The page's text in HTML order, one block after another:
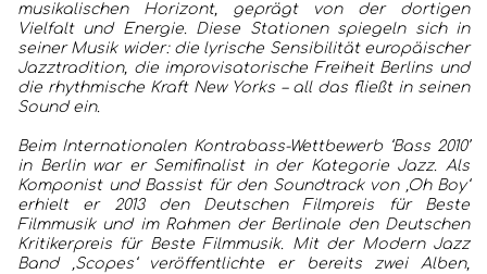
musikalischen Horizont, geprägt von der dortigen
Vielfalt und Energie. Diese Stationen spiegeln sich in
seiner Musik wider: die lyrische Sensibilität europäischer
Jazztradition, die improvisatorische Freiheit Berlins und
die rhythmische Kraft New Yorks – all das fließt in seinen
Sound ein.
Beim Internationalen Kontrabass-Wettbewerb ‘Bass 2010’
in Berlin war er Semifinalist in der Kategorie Jazz. Als
Komponist und Bassist für den Soundtrack von ‚Oh Boy‘
erhielt er 2013 den Deutschen Filmpreis für Beste
Filmmusik und im Rahmen der Berlinale den Deutschen
Kritikerpreis für Beste Filmmusik. Mit der Modern Jazz
Band ‚Scopes‘ veröffentlichte er bereits zwei Alben,